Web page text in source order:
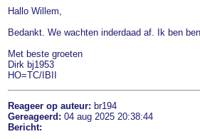
Hallo Willem,
Bedankt. We wachten inderdaad af. Ik ben
Met beste groeten
Dirk bj1953
HO=TC/IBII
Reageer op auteur: br194
Gereageerd: 04 aug 2025 20:38:44
Bericht: